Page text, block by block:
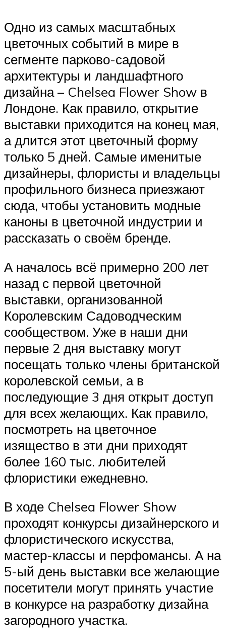
Одно из самых масштабных
цветочных событий в мире в
сегменте парково-садовой
архитектуры и ландшафтного
дизайна – Chelsea Flower Show в
Лондоне. Как правило, открытие
выставки приходится на конец мая,
а длится этот цветочный форму
только 5 дней. Самые именитые
дизайнеры, флористы и владельцы
профильного бизнеса приезжают
сюда, чтобы установить модные
каноны в цветочной индустрии и
рассказать о своём бренде.
А началось всё примерно 200 лет
назад с первой цветочной
выставки, организованной
Королевским Садоводческим
сообществом. Уже в наши дни
первые 2 дня выставку могут
посещать только члены британской
королевской семьи, а в
последующие 3 дня открыт доступ
для всех желающих. Как правило,
посмотреть на цветочное
изящество в эти дни приходят
более 160 тыс. любителей
флористики ежедневно.
В ходе Chelsea Flower Show
проходят конкурсы дизайнерского и
флористического искусства,
мастер-классы и перфомансы. А на
5-ый день выставки все желающие
посетители могут принять участие
в конкурсе на разработку дизайна
загородного участка.